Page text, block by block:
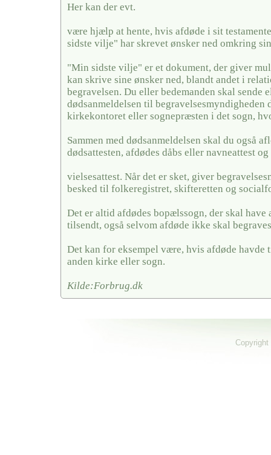
Her kan der evt.
være hjælp at hente, hvis afdøde i sit
sidste vilje" har skrevet ønsker ned omkring
"Min sidste vilje" er et dokument, der giver
kan skrive sine ønsker ned, blandt andet i
begravelsen. Du eller bedemanden skal sende
dødsanmeldelsen til begravelsesmyndigheden
kirkekontoret eller sognepræsten i det sogn,
Sammen med dødsanmeldelsen skal du også
dødsattesten, afdødes dåbs eller navneattest og
vielsesattest. Når det er sket, giver
besked til folkeregistret, skifteretten og
Det er altid afdødes bopælssogn, der skal have
tilsendt, også selvom afdøde ikke skal
Det kan for eksempel være, hvis afdøde
anden kirke eller sogn.
Kilde:Forbrug.dk